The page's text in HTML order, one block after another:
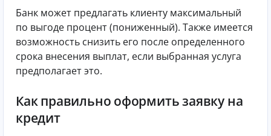
Банк может предлагать клиенту максимальный
по выгоде процент (пониженный). Также имеется
возможность снизить его после определенного
срока внесения выплат, если выбранная услуга
предполагает это.
Как правильно оформить заявку на
кредит